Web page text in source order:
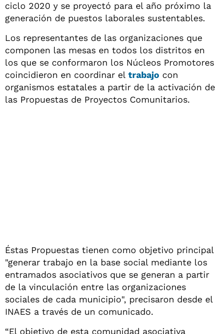
ciclo 2020 y se proyectó para el año próximo la
generación de puestos laborales sustentables.
Los representantes de las organizaciones que
componen las mesas en todos los distritos en
los que se conformaron los Núcleos Promotores
coincidieron en coordinar el trabajo con
organismos estatales a partir de la activación de
las Propuestas de Proyectos Comunitarios.
Éstas Propuestas tienen como objetivo principal
"generar trabajo en la base social mediante los
entramados asociativos que se generan a partir
de la vinculación entre las organizaciones
sociales de cada municipio", precisaron desde el
INAES a través de un comunicado.
“El objetivo de esta comunidad asociativa